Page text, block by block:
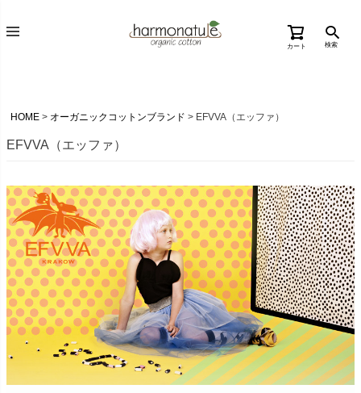
カート 検索
HOME オーガニックコットンブランド EFVVA（エッファ）
EFVVA（エッファ）